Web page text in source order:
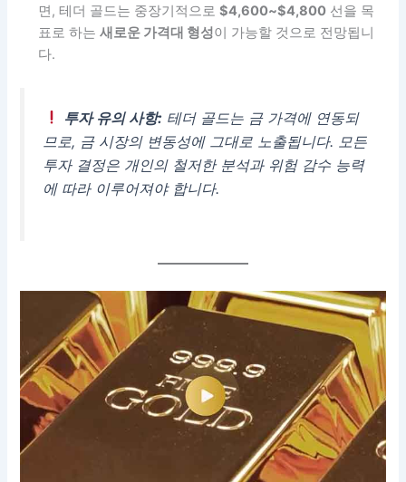
면, 테더 골드는 중장기적으로$4,600~$4,800 선을 목
표로 하는새로운 가격대 형성이 가능할 것으로 전망됩니
다.
투자 유의 사항:테더 골드는 금 가격에 연동되
므로, 금 시장의 변동성에 그대로 노출됩니다. 모든
투자 결정은 개인의 철저한 분석과 위험 감수 능력
에 따라 이루어져야 합니다.